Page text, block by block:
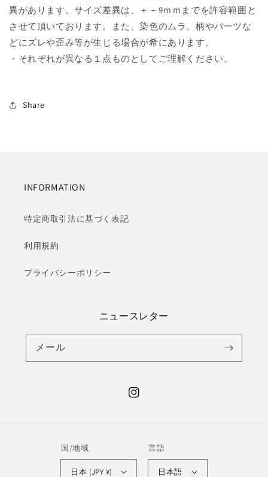
異があります。サイズ差異は、＋－9ｍｍまでを許容範囲と
させて頂いております。また、染色のムラ、柄やパーツな
どにズレや歪み等が生じる場合が希にあります。
・それぞれが異なる１点ものとしてご理解ください。
Share
INFORMATION
特定商取引法に基づく表記
利用規約
プライバシーポリシー
ニュースレター
メール
Instagram
国/地域
日本 (JPY ¥)
言語
日本語